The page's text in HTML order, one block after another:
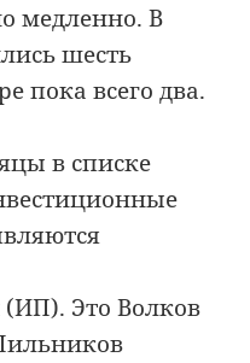
медленно. В
шесть
пока всего два.
в списке
Это Волков